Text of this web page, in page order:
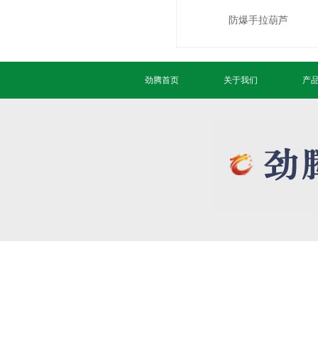
防爆手拉葫芦
劲腾首页 关于我们 产